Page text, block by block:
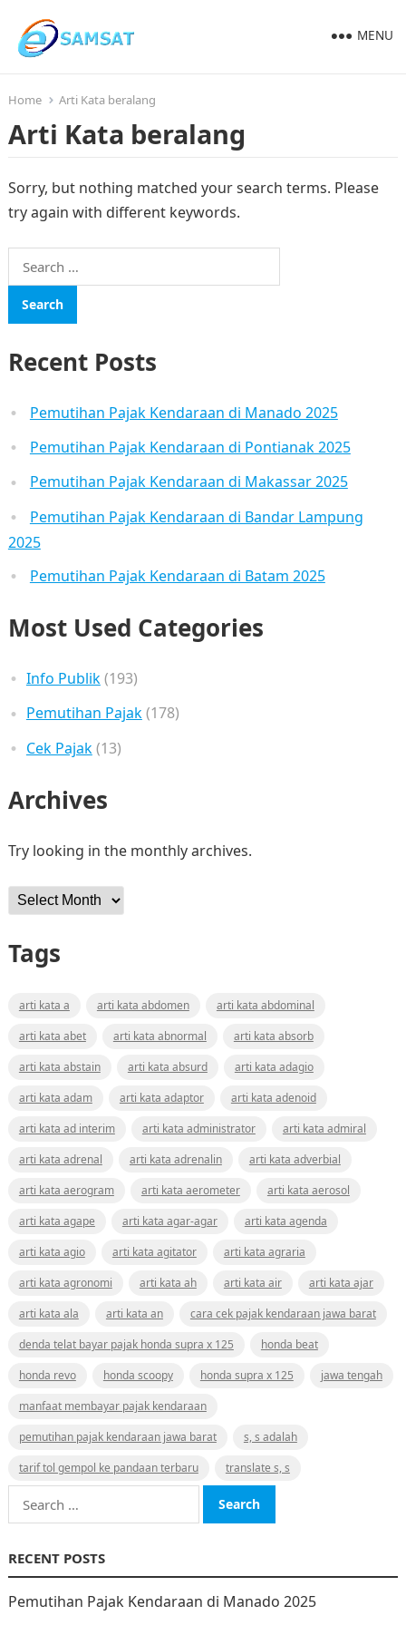
MENU
Home Arti Kata beralang
Arti Kata beralang
Sorry, but nothing matched your search terms. Please
try again with different keywords.
Search
for:
Recent Posts
Pemutihan Pajak Kendaraan di Manado 2025
Pemutihan Pajak Kendaraan di Pontianak 2025
Pemutihan Pajak Kendaraan di Makassar 2025
Pemutihan Pajak Kendaraan di Bandar Lampung
2025
Pemutihan Pajak Kendaraan di Batam 2025
Most Used Categories
Info Publik(193)
Pemutihan Pajak(178)
Cek Pajak(13)
Archives
Try looking in the monthly archives.
Archives
Tags
arti kata a arti kata abdomen
arti kata abdominal
arti kata abet
arti kata abnormal
arti kata absorb
arti kata abstain
arti kata absurd
arti kata adagio
arti kata adam
arti kata adaptor
arti kata adenoid
arti kata ad interim
arti kata administrator
arti kata admiral
arti kata adrenal
arti kata adrenalin
arti kata adverbial
arti kata aerogram
arti kata aerometer
arti kata aerosol
arti kata agape
arti kata agar-agar
arti kata agenda
arti kata agio
arti kata agitator
arti kata agraria
arti kata agronomi
arti kata ah arti kata air
arti kata ajar
arti kata ala
arti kata an
cara cek pajak kendaraan jawa barat
denda telat bayar pajak honda supra x 125
honda beat
honda revo
honda scoopy honda supra x 125
jawa tengah
manfaat membayar pajak kendaraan
pemutihan pajak kendaraan jawa barat
s, s adalah
tarif tol gempol ke pandaan terbaru
translate s, s
Search
for:
RECENT POSTS
Pemutihan Pajak Kendaraan di Manado 2025